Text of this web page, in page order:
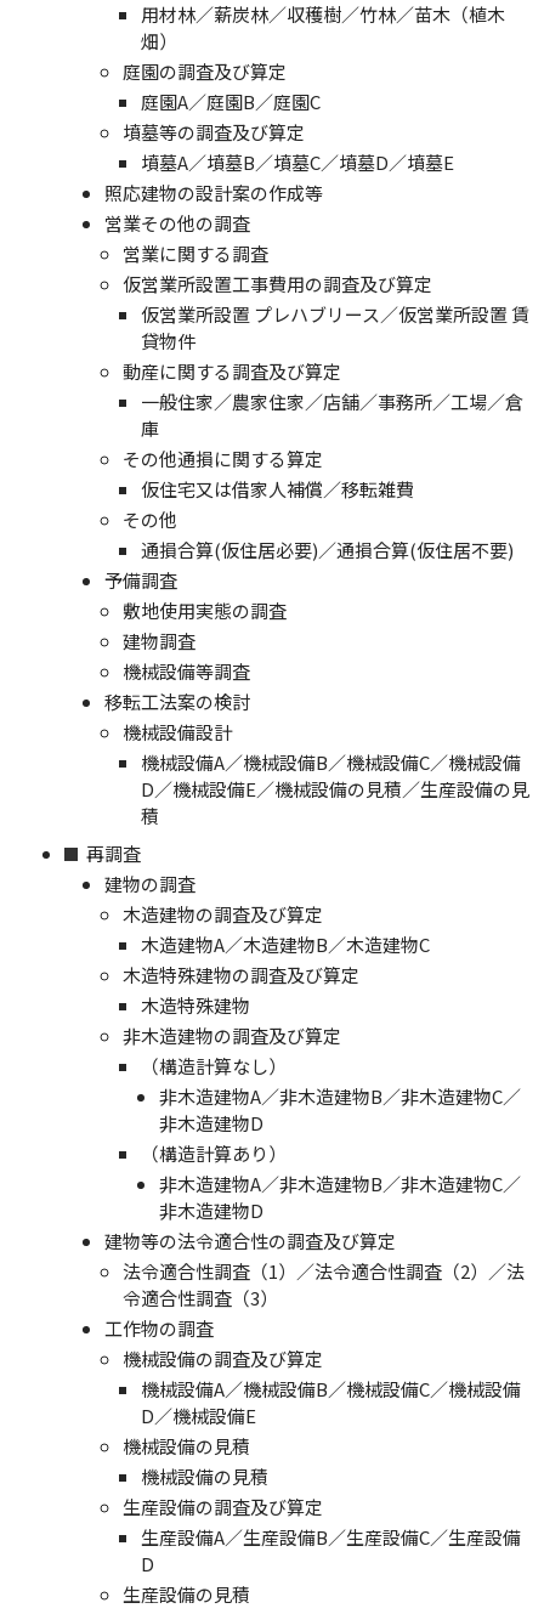
用材林／薪炭林／収穫樹／竹林／苗木（植木
畑）
庭園の調査及び算定
庭園A／庭園B／庭園C
墳墓等の調査及び算定
墳墓A／墳墓B／墳墓C／墳墓D／墳墓E
照応建物の設計案の作成等
営業その他の調査
営業に関する調査
仮営業所設置工事費用の調査及び算定
仮営業所設置 プレハブリース／仮営業所設置 賃
貸物件
動産に関する調査及び算定
一般住家／農家住家／店舗／事務所／工場／倉
庫
その他通損に関する算定
仮住宅又は借家人補償／移転雑費
その他
通損合算(仮住居必要)／通損合算(仮住居不要)
予備調査
敷地使用実態の調査
建物調査
機械設備等調査
移転工法案の検討
機械設備設計
機械設備A／機械設備B／機械設備C／機械設備
D／機械設備E／機械設備の見積／生産設備の見
積
再調査
建物の調査
木造建物の調査及び算定
木造建物A／木造建物B／木造建物C
木造特殊建物の調査及び算定
木造特殊建物
非木造建物の調査及び算定
（構造計算なし）
非木造建物A／非木造建物B／非木造建物C／
非木造建物D
（構造計算あり）
非木造建物A／非木造建物B／非木造建物C／
非木造建物D
建物等の法令適合性の調査及び算定
法令適合性調査（1）／法令適合性調査（2）／法
令適合性調査（3）
工作物の調査
機械設備の調査及び算定
機械設備A／機械設備B／機械設備C／機械設備
D／機械設備E
機械設備の見積
機械設備の見積
生産設備の調査及び算定
生産設備A／生産設備B／生産設備C／生産設備
D
生産設備の見積